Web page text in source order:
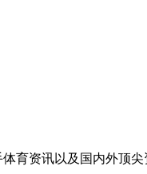
育资讯以及国内外顶